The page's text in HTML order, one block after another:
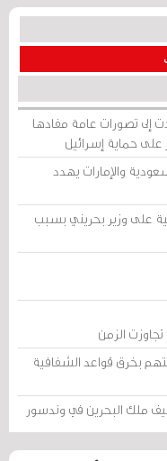
إلى تصورات عامة مفادها
على حماية إسرائيل
والإمارات يهدد
على وزير بحريني بسبب
الزمن
بخرق قواعد الشفافية
ملك البحرين في وندسور